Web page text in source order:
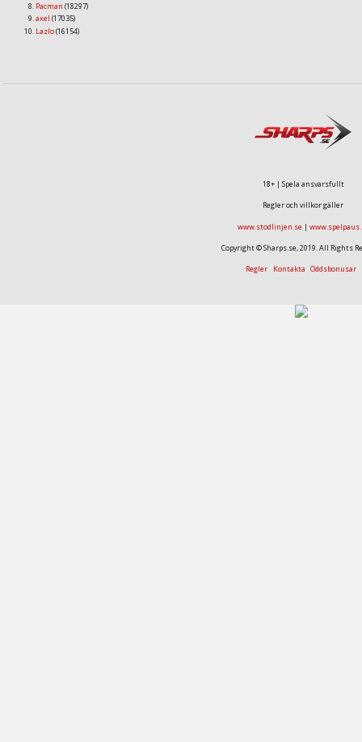
Pacman (18297)
axel (17035)
Lazlo(16154)
18+ | Spela ansvarsfullt
Regler och villkor gäller
www.stodlinjen.se |
Copyright © Sharps.se, 2019. All Rights
Regler Kontakta Oddsbonusar